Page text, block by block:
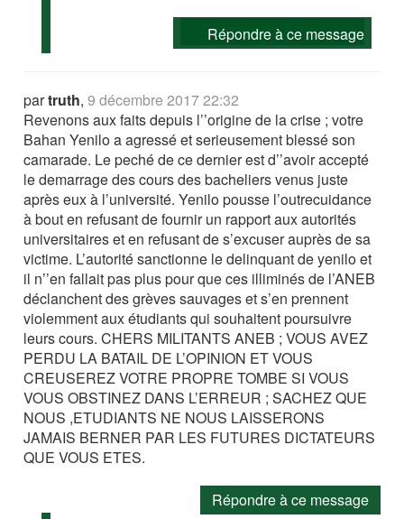
Répondre à ce message
partruth,9 décembre 2017 22:32
Revenons aux faits depuis l’’origine de la crise ; votre
Bahan Yenilo a agressé et serieusement blessé son
camarade. Le peché de ce dernier est d’’avoir accepté
le demarrage des cours des bacheliers venus juste
après eux à l’université. Yenilo pousse l’outrecuidance
à bout en refusant de fournir un rapport aux autorités
universitaires et en refusant de s’excuser auprès de sa
victime. L’autorité sanctionne le delinquant de yenilo et
il n’’en fallait pas plus pour que ces illiminés de l’ANEB
déclanchent des grèves sauvages et s’en prennent
violemment aux étudiants qui souhaitent poursuivre
leurs cours. CHERS MILITANTS ANEB ; VOUS AVEZ
PERDU LA BATAIL DE L’OPINION ET VOUS
CREUSEREZ VOTRE PROPRE TOMBE SI VOUS
VOUS OBSTINEZ DANS L’ERREUR ; SACHEZ QUE
NOUS ,ETUDIANTS NE NOUS LAISSERONS
JAMAIS BERNER PAR LES FUTURES DICTATEURS
QUE VOUS ETES.
Répondre à ce message